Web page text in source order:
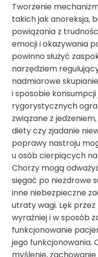
Tworzenie
takich jak anoreksja,
powiązania z
emocji i okazywania
powinno służyć
narzędziem
nadmiarowe
i sposobie
rygorystycznych
związane z
diety czy zjadanie
poprawy nastroju
u osób cierpiących
Chorzy mogą
sięgać po niezdrowe
inne niebezpieczne
utraty wagi. Lęk
wyraźniej i w sposób
funkcjonowanie
jego funkcjonowania.
myślenie,